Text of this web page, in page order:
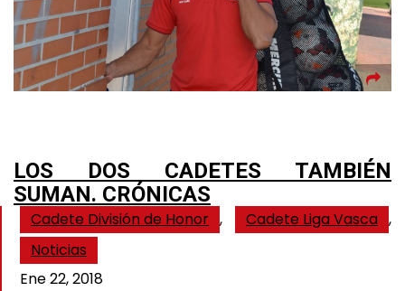
LOS DOS CADETES TAMBIÉN
SUMAN. CRÓNICAS
Cadete División de Honor , Cadete Liga Vasca ,
Noticias
Ene 22, 2018